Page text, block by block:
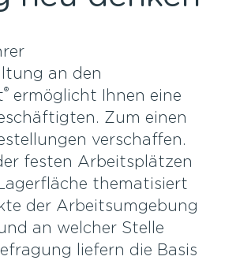
an den
® ermöglicht Ihnen eine
Zum einen
verschaffen.
festen Arbeitsplätzen
thematisiert
der Arbeitsumgebung
an welcher Stelle
liefern die Basis